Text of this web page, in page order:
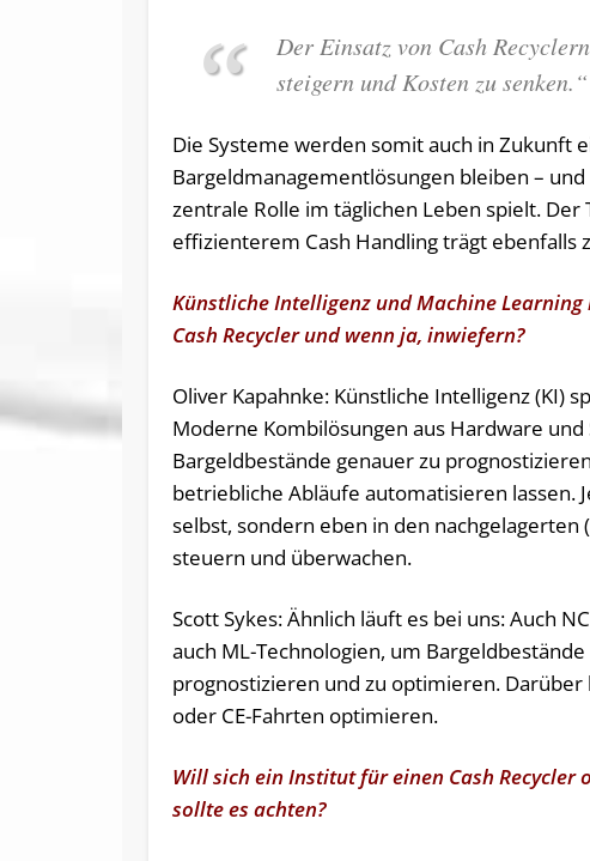
Der Einsatz von Cash
steigern und Kosten zu senken.“
Die Systeme werden somit auch in Zukunft
Bargeldmanagementlösungen bleiben –
zentrale Rolle im täglichen Leben spielt.
effizienterem Cash Handling trägt ebenfalls
Künstliche Intelligenz und Machine
Cash Recycler und wenn ja, inwiefern?
Oliver Kapahnke: Künstliche Intelligenz (KI)
Moderne Kombilösungen aus Hardware
Bargeldbestände genauer zu
betriebliche Abläufe automatisieren lassen.
selbst, sondern eben in den
steuern und überwachen.
Scott Sykes: Ähnlich läuft es bei uns: Auch
auch ML-Technologien, um
prognostizieren und zu optimieren. Darüber
oder CE-Fahrten optimieren.
Will sich ein Institut für einen Cash
sollte es achten?